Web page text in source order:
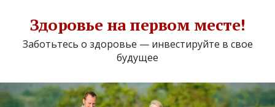
Здоровье на первом месте!
Заботьтесь о здоровье — инвестируйте в свое
будущее